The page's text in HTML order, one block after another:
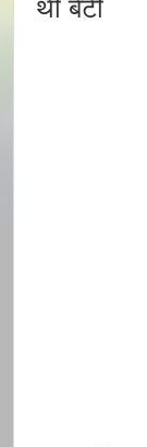
थी बेटी